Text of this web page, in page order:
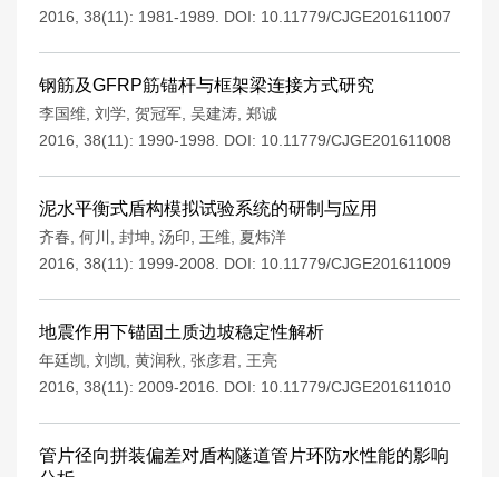
2016, 38(11): 1981-1989.
DOI: 10.11779/CJGE201611007
钢筋及GFRP筋锚杆与框架梁连接方式研究
李国维 刘学 贺冠军 吴建涛 郑诚
2016, 38(11): 1990-1998.
DOI: 10.11779/CJGE201611008
泥水平衡式盾构模拟试验系统的研制与应用
齐春 何川 封坤 汤印 王维
夏炜洋
2016, 38(11): 1999-2008.
DOI: 10.11779/CJGE201611009
地震作用下锚固土质边坡稳定性解析
年廷凯 刘凯 黄润秋 张彦君 王亮
2016, 38(11): 2009-2016.
DOI: 10.11779/CJGE201611010
管片径向拼装偏差对盾构隧道管片环防水性能的影响